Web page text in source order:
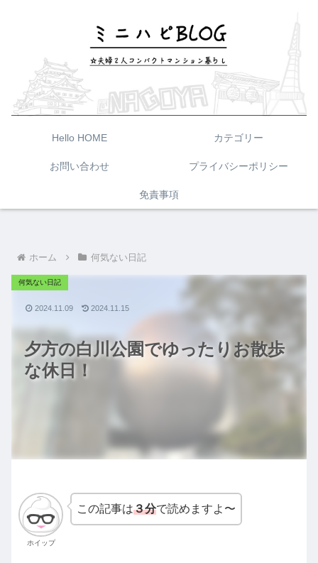
Hello HOME カテゴリー
お問い合わせ プライバシーポリシー
免責事項
ホーム 何気ない日記
夕方の白川公園でゆったりお散歩
な休日！
何気ない日記
2024.11.09 2024.11.15
ホイップ
この記事は３分で読めますよ〜